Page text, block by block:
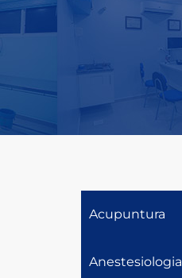
Acupuntura
Anestesiologia